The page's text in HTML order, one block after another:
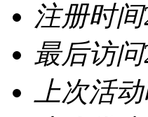
注册时间
最后访问
上次活